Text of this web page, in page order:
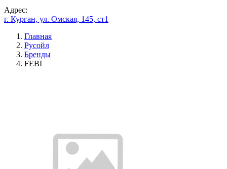
Адрес:
г. Курган, ул. Омская, 145, ст1
Главная
Русойл
Бренды
FEBI